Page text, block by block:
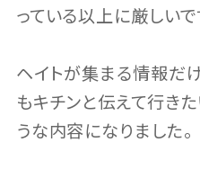
っている以上に厳しいで
ヘイトが集まる情報だけ
もキチンと伝えて行き
うな内容になりました。